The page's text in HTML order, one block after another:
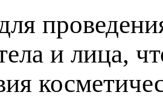
и лица,